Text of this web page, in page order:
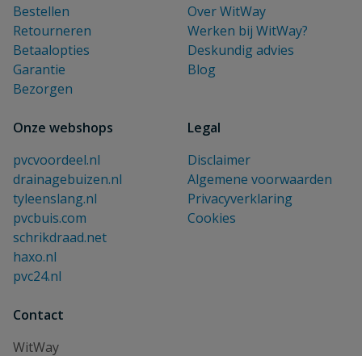
Bestellen
Retourneren
Betaalopties
Garantie
Bezorgen
Over WitWay
Werken bij WitWay?
Deskundig advies
Blog
Onze webshops
pvcvoordeel.nl
drainagebuizen.nl
tyleenslang.nl
pvcbuis.com
schrikdraad.net
haxo.nl
pvc24.nl
Legal
Disclaimer
Algemene voorwaarden
Privacyverklaring
Cookies
Contact
WitWay